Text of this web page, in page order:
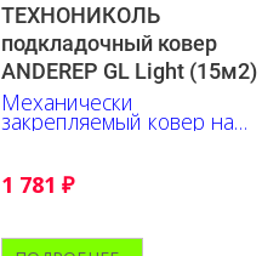
ТЕХНОНИКОЛЬ
подкладочный ковер
ANDEREP GL Light (15м2)
Механически
закрепляемый ковер на
основе стеклохолста.
1 781 ₽